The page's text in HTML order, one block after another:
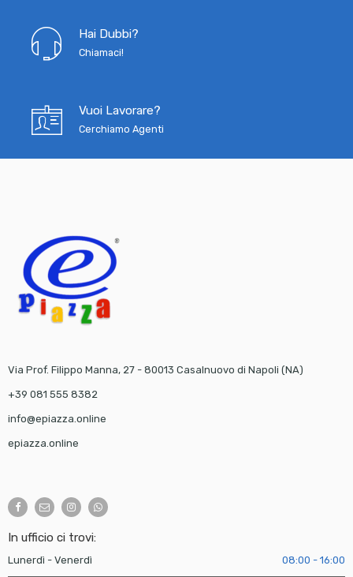
Hai Dubbi?
Chiamaci!
Vuoi Lavorare?
Cerchiamo Agenti
Via Prof. Filippo Manna, 27 - 80013 Casalnuovo di Napoli (NA)
+39 081 555 8382
info@epiazza.online
epiazza.online
In ufficio ci trovi:
Lunerdì - Venerdì 08:00 - 16:00